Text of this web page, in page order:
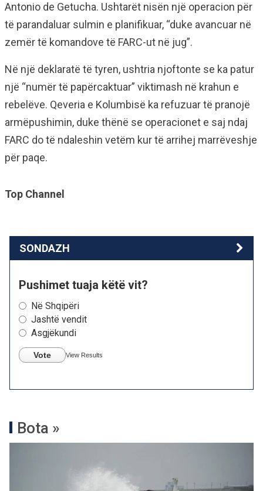
Antonio de Getucha. Ushtarët nisën një operacion për
të parandaluar sulmin e planifikuar, “duke avancuar në
zemër të komandove të FARC-ut në jug”.
Në një deklaratë të tyren, ushtria njoftonte se ka patur
një “numër të papërcaktuar” viktimash në krahun e
rebelëve. Qeveria e Kolumbisë ka refuzuar të pranojë
armëpushimin, duke thënë se operacionet e saj ndaj
FARC do të ndaleshin vetëm kur të arrihej marrëveshje
për paqe.
Top Channel
SONDAZH
Pushimet tuaja këtë vit?
Në Shqipëri
Jashtë vendit
Asgjëkundi
Vote View Results
Bota »